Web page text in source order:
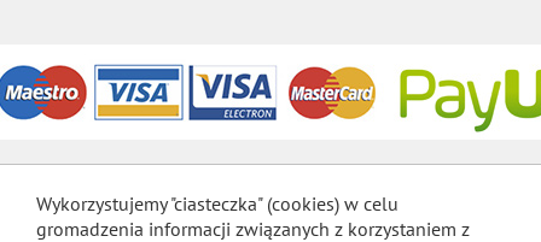
Wykorzystujemy "ciasteczka" (cookies) w celu
gromadzenia informacji związanych z korzystaniem z